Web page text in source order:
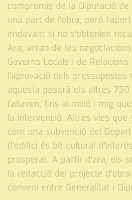
compromís de la Diputació
una part de l'obra, però
endavant si no s'obtenien
Ara, arran de les
Governs Locals i de
l'aprovació dels pressupostos
aquesta posarà els altres
faltaven, fins al milió i mig
la intervenció. Altres vies que
com una subvenció del
(l'edifici és bé cultural
prosperat. A partir d'ara, els
la redacció del projecte
conveni entre Generalitat i